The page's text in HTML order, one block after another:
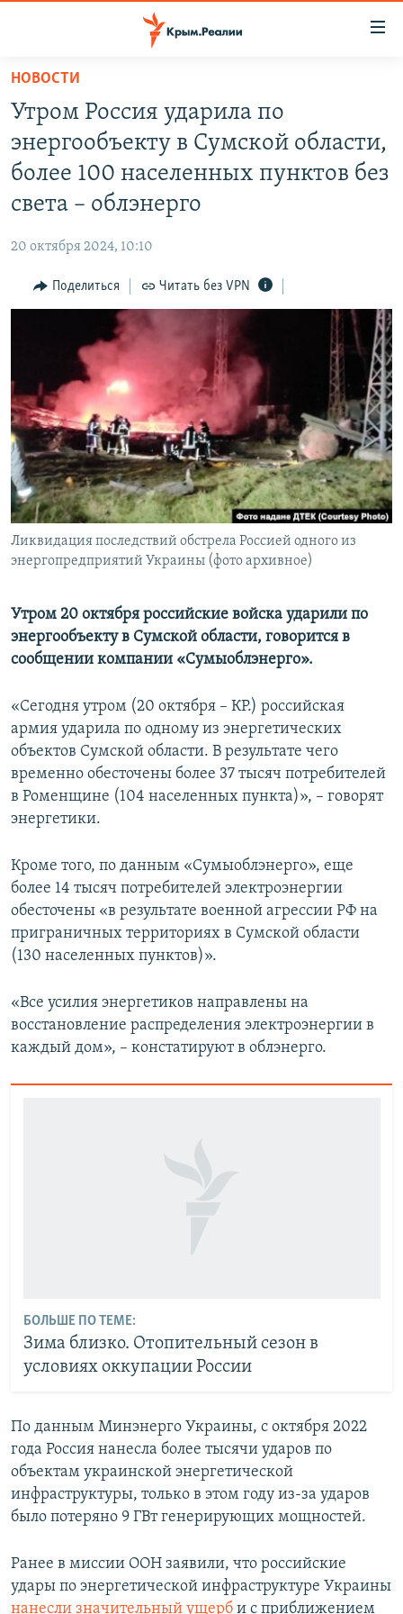
Вернуться
основному
содержанию
Вернутся
главной
Вернутся
поиску
СПЕЦПРОЕКТЫ
КАРТА ВОЕННЫХ ОБЪЕКТОВ КРЫМА
ВОДА
ИНТЕРАКТИВ
ИНФОГРАФИКА
ТЕЛЕПРОЕКТ КРЫМ.РЕАЛИИ
СОВЕТЫ ПРАВОЗАЩИТНИКОВ
ПРОПАВШИЕ БЕЗ ВЕСТИ
ПОБЕДИТЕЛЕЙ НЕ СУДЯТ?
КРЫМ.НЕПОКОРЕННЫЙ
ELIFBE
УКРАИНСКАЯ ПРОБЛЕМА КРЫМА
РАДІО СВОБОДА
КАК ОБОЙТИ БЛОКИРОВКУ
Українською
Qırımtatar
ПРИСОЕДИНЯЙТЕСЬ!
Все сайты RFE/RL
НОВОСТИ
Утром Россия ударила по
энергообъекту в Сумской области,
более 100 населенных пунктов без
света – облэнерго
20 октября 2024, 10:10
Поделиться Читать без VPN
Ликвидация последствий обстрела Россией одного из
энергопредприятий Украины (фото архивное)
Утром 20 октября российские войска ударили по
энергообъекту в Сумской области, говорится в
сообщении компании «Сумыоблэнерго».
«Сегодня утром (20 октября – КР.) российская
армия ударила по одному из энергетических
объектов Сумской области. В результате чего
временно обесточены более 37 тысяч потребителей
в Роменщине (104 населенных пункта)», – говорят
энергетики.
Кроме того, по данным «Сумыоблэнерго», еще
более 14 тысяч потребителей электроэнергии
обесточены «в результате военной агрессии РФ на
приграничных территориях в Сумской области
(130 населенных пунктов)».
«Все усилия энергетиков направлены на
восстановление распределения электроэнергии в
каждый дом», – констатируют в облэнерго.
БОЛЬШЕ ПО ТЕМЕ:
Зима близко. Отопительный сезон в
условиях оккупации России
По данным Минэнерго Украины, с октября 2022
года Россия нанесла более тысячи ударов по
объектам украинской энергетической
инфраструктуры, только в этом году из-за ударов
было потеряно 9 ГВт генерирующих мощностей.
Ранее в миссии ООН заявили, что российские
удары по энергетической инфраструктуре Украины
нанесли значительный ущерб и с приближением